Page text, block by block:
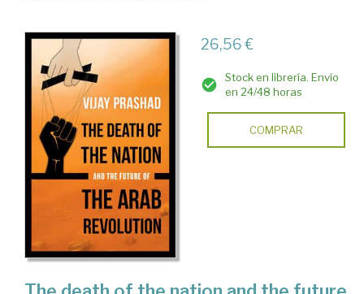
26,56 €
Stock en librería. Envío
en 24/48 horas
COMPRAR